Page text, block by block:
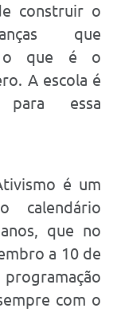
construir o
que
o que é o
A escola é
essa
é um
calendário
que no
a 10 de
com o